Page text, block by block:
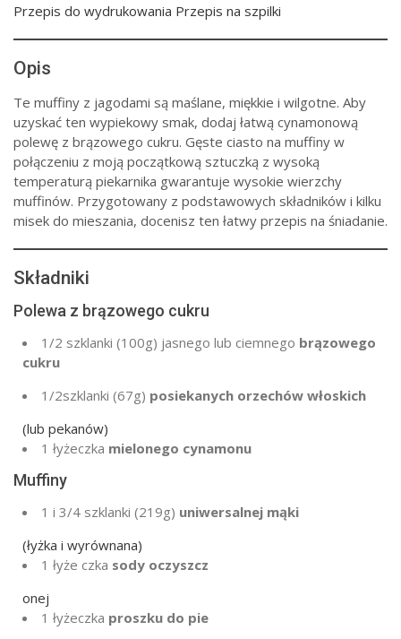
Przepis do wydrukowania Przepis na szpilki
Opis
Te muffiny z jagodami są maślane, miękkie i wilgotne. Aby
uzyskać ten wypiekowy smak, dodaj łatwą cynamonową
polewę z brązowego cukru. Gęste ciasto na muffiny w
połączeniu z moją początkową sztuczką z wysoką
temperaturą piekarnika gwarantuje wysokie wierzchy
muffinów. Przygotowany z podstawowych składników i kilku
misek do mieszania, docenisz ten łatwy przepis na śniadanie.
Składniki
Polewa z brązowego cukru
1/2 szklanki (100g) jasnego lub ciemnego brązowego
cukru
1/2szklanki (67g) posiekanych orzechów włoskich
(lub pekanów)
1 łyżeczka mielonego cynamonu
Muffiny
1 i 3/4 szklanki (219g) uniwersalnej mąki
(łyżka i wyrównana)
1 łyże czka sody oczyszcz
onej
1 łyżeczka proszku do pie